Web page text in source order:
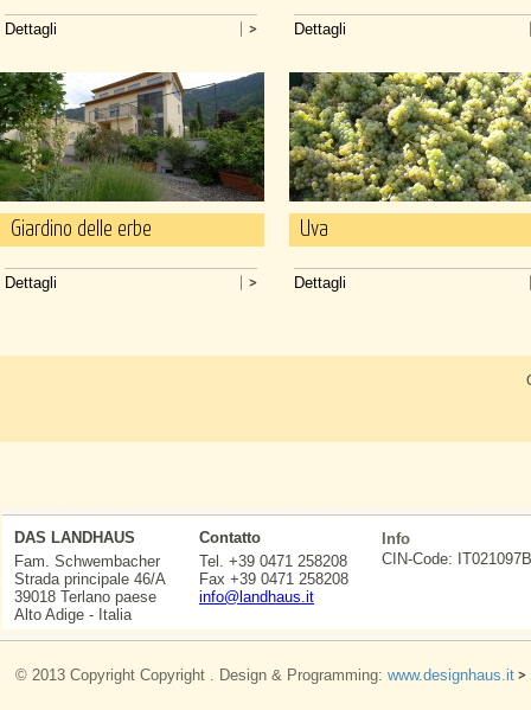
Dettagli Dettagli
Giardino delle erbe
Dettagli
Uva
Dettagli
DAS LANDHAUS
Fam. Schwembacher
Strada principale 46/A
39018 Terlano paese
Alto Adige - Italia
Contatto
Tel. +39 0471 258208
Fax +39 0471 258208
info@landhaus.it
Info
CIN-Code:
© 2013 Copyright Copyright . Design & Programming: www.designhaus.it